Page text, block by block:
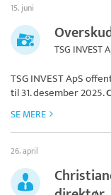
15. juni
TSG INVEST
TSG INVEST ApS
til 31. desember 2025.
SE MERE
26. april